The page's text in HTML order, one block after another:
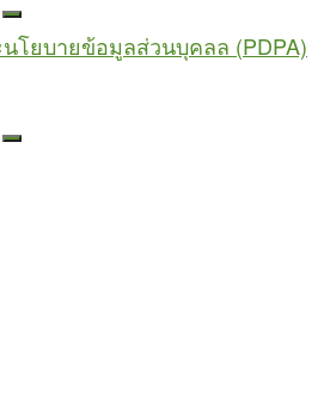
นโยบายข้อมูลส่วนบุคลล (PDPA)